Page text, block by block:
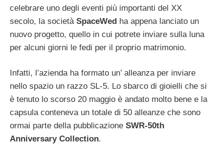
celebrare uno degli eventi più importanti del XX
secolo, la società SpaceWed ha appena lanciato un
nuovo progetto, quello in cui potrete inviare sulla luna
per alcuni giorni le fedi per il proprio matrimonio.
Infatti, l’azienda ha formato un’ alleanza per inviare
nello spazio un razzo SL-5. Lo sbarco di gioielli che si
è tenuto lo scorso 20 maggio è andato molto bene e la
capsula conteneva un totale di 50 alleanze che sono
ormai parte della pubblicazione SWR-50th
Anniversary Collection.